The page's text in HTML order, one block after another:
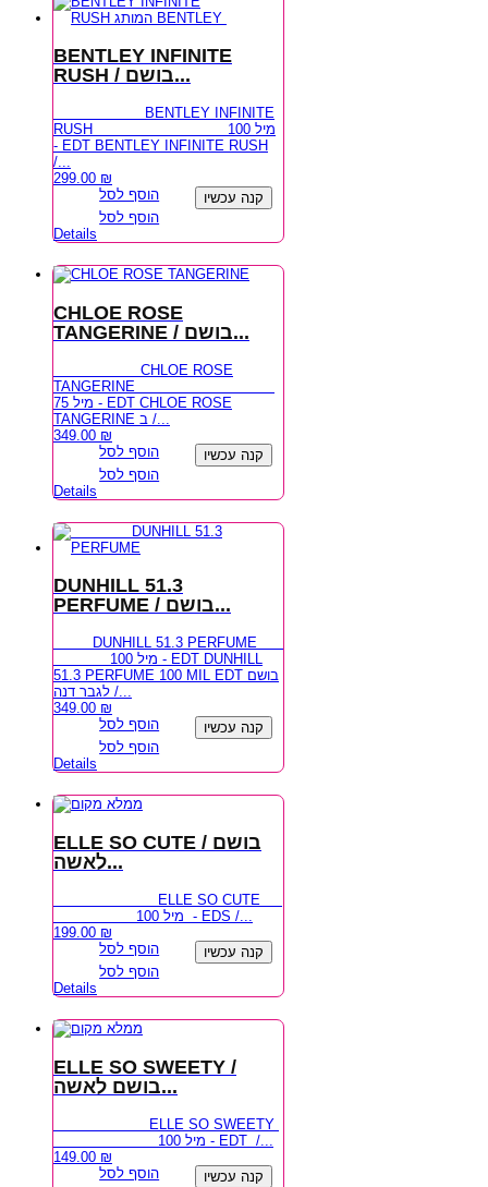
BENTLEY INFINITE
RUSH / בושם...
BENTLEY INFINITE
RUSH 100 מיל
- EDT BENTLEY INFINITE RUSH
/...
299.00 ₪
הוסף לסל
קנה עכשיו
הוסף לסל
Details
CHLOE ROSE
TANGERINE / בושם...
CHLOE ROSE
TANGERINE
75 מיל - EDT CHLOE ROSE
TANGERINE ב /...
349.00 ₪
הוסף לסל
קנה עכשיו
הוסף לסל
Details
DUNHILL 51.3
PERFUME / בושם...
DUNHILL 51.3 PERFUME
100 מיל - EDT DUNHILL
51.3 PERFUME 100 MIL EDT בושם
לגבר דנה /...
349.00 ₪
הוסף לסל
קנה עכשיו
הוסף לסל
Details
ELLE SO CUTE / בושם
לאשה...
ELLE SO CUTE
100 מיל - EDS /...
199.00 ₪
הוסף לסל
קנה עכשיו
הוסף לסל
Details
ELLE SO SWEETY /
בושם לאשה...
ELLE SO SWEETY
100 מיל - EDT /...
149.00 ₪
הוסף לסל
קנה עכשיו